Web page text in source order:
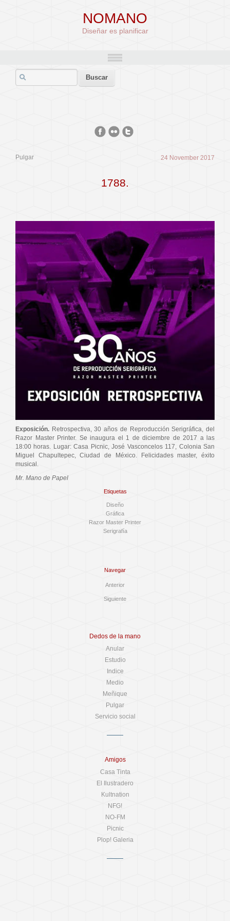
NOMANO
Diseñar es planificar
Pulgar 24 November 2017
1788.
Exposición. Retrospectiva, 30 años de Reproducción Serigráfica, del
Razor Master Printer. Se inaugura el 1 de diciembre de 2017 a las
18:00 horas. Lugar: Casa Picnic, José Vasconcelos 117, Colonia San
Miguel Chapultepec, Ciudad de México. Felicidades master, éxito
musical.
Mr. Mano de Papel
Etiquetas
Diseño
Gráfica
Razor Master Printer
Serigrafía
Navegar
Anterior
Siguiente
Dedos de la mano
Anular
Estudio
Indice
Medio
Meñique
Pulgar
Servicio social
Amigos
Casa Tinta
El Ilustradero
Kultnation
NFG!
NO-FM
Picnic
Plop! Galeria